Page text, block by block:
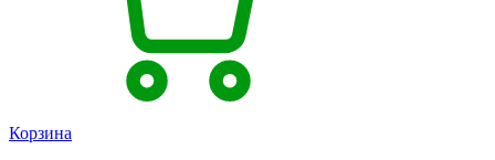
Корзина